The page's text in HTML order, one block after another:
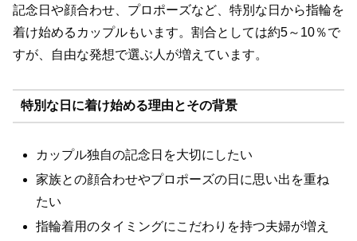
記念日や顔合わせ、プロポーズなど、特別な日から指輪を
着け始めるカップルもいます。割合としては約5～10％で
すが、自由な発想で選ぶ人が増えています。
特別な日に着け始める理由とその背景
カップル独自の記念日を大切にしたい
家族との顔合わせやプロポーズの日に思い出を重ね
たい
指輪着用のタイミングにこだわりを持つ夫婦が増え